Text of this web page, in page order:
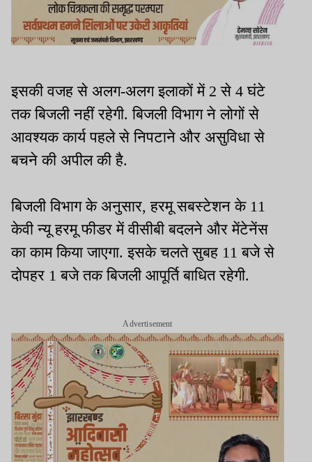
इसकी वजह से अलग-अलग इलाकों में 2 से 4 घंटे
तक बिजली नहीं रहेगी. बिजली विभाग ने लोगों से
आवश्यक कार्य पहले से निपटाने और असुविधा से
बचने की अपील की है.
बिजली विभाग के अनुसार, हरमू सबस्टेशन के 11
केवी न्यू हरमू फीडर में वीसीबी बदलने और मेंटेनेंस
का काम किया जाएगा. इसके चलते सुबह 11 बजे से
दोपहर 1 बजे तक बिजली आपूर्ति बाधित रहेगी.
Advertisement